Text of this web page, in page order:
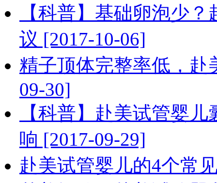
【科普】基础卵泡少
议 [2017-10-06]
精子顶体完整率低，赴
09-30]
【科普】赴美试管婴
响 [2017-09-29]
赴美试管婴儿的4个常